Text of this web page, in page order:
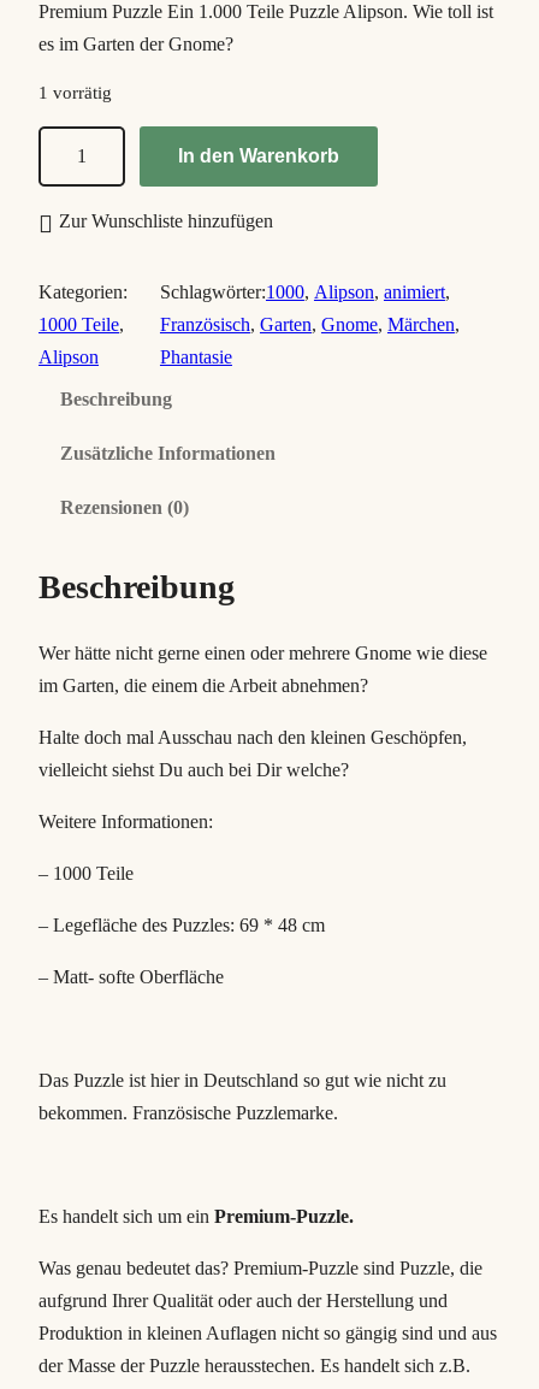
Premium Puzzle Ein 1.000 Teile Puzzle Alipson. Wie toll ist
es im Garten der Gnome?
1 vorrätig
m
'
s
G
D
r
G
a
e
G
m
e
n
e
In den Warenkorb
Zur Wunschliste hinzufügen
Kategorien:
1000 Teile,
Alipson
Schlagwörter:1000, Alipson, animiert,
Französisch, Garten, Gnome, Märchen,
Phantasie
Beschreibung
Zusätzliche Informationen
Rezensionen (0)
Beschreibung
Wer hätte nicht gerne einen oder mehrere Gnome wie diese
im Garten, die einem die Arbeit abnehmen?
Halte doch mal Ausschau nach den kleinen Geschöpfen,
vielleicht siehst Du auch bei Dir welche?
Weitere Informationen:
– 1000 Teile
– Legefläche des Puzzles: 69 * 48 cm
– Matt- softe Oberfläche
Das Puzzle ist hier in Deutschland so gut wie nicht zu
bekommen. Französische Puzzlemarke.
Es handelt sich um ein Premium-Puzzle.
Was genau bedeutet das? Premium-Puzzle sind Puzzle, die
aufgrund Ihrer Qualität oder auch der Herstellung und
Produktion in kleinen Auflagen nicht so gängig sind und aus
der Masse der Puzzle herausstechen. Es handelt sich z.B.